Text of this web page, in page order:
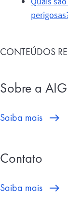
CONTEÚDOS
Sobre a AIG
Saiba mais
Contato
Saiba mais